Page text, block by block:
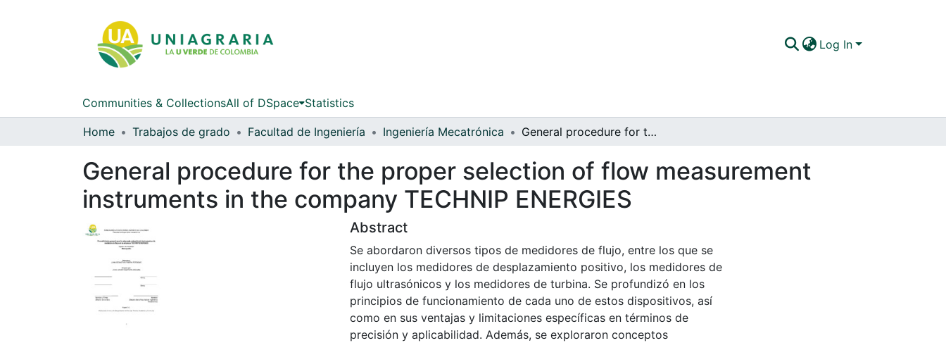
Log In
Communities & CollectionsAll of DSpace Statistics
Home Trabajos de grado Facultad de Ingeniería Ingeniería Mecatrónica General procedure for the proper selection of flow measurement instruments in the company TECHNIP ENERGIES
General procedure for the proper selection of flow measurement
instruments in the company TECHNIP ENERGIES
Abstract
Se abordaron diversos tipos de medidores de flujo, entre los que se
incluyen los medidores de desplazamiento positivo, los medidores de
flujo ultrasónicos y los medidores de turbina. Se profundizó en los
principios de funcionamiento de cada uno de estos dispositivos, así
como en sus ventajas y limitaciones específicas en términos de
precisión y aplicabilidad. Además, se exploraron conceptos